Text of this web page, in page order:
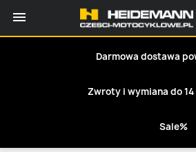

Darmowa dostawa
Zwroty i wymiana do
Sale%